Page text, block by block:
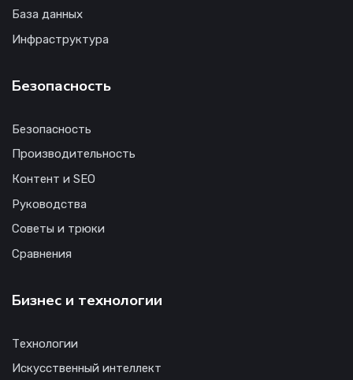
База данных
Инфраструктура
Безопасность
Безопасность
Производительность
Контент и SEO
Руководства
Советы и трюки
Сравнения
Бизнес и технологии
Технологии
Искусственный интеллект